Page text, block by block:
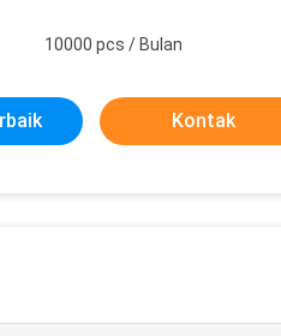
10000 pcs / Bulan
Kontak